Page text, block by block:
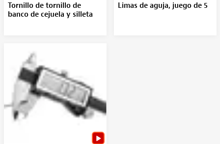
Tornillo de tornillo de
banco de cejuela y silleta
Limas de aguja, juego de 5